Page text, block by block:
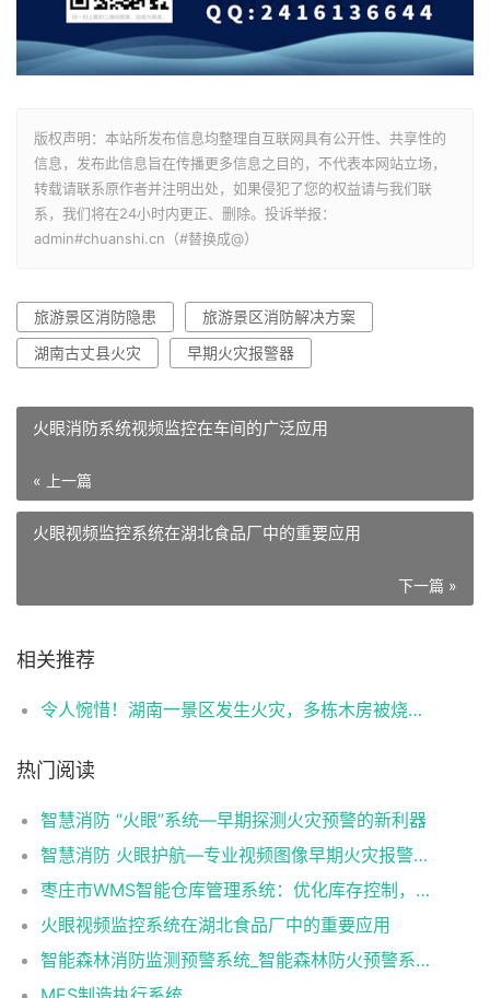
版权声明：本站所发布信息均整理自互联网具有公开性、共享性的
信息，发布此信息旨在传播更多信息之目的，不代表本网站立场，
转载请联系原作者并注明出处，如果侵犯了您的权益请与我们联
系，我们将在24小时内更正、删除。投诉举报：
admin#chuanshi.cn（#替换成@）
旅游景区消防隐患
旅游景区消防解决方案
湖南古丈县火灾
早期火灾报警器
火眼消防系统视频监控在车间的广泛应用
« 上一篇
火眼视频监控系统在湖北食品厂中的重要应用
下一篇 »
相关推荐
令人惋惜！湖南一景区发生火灾，多栋木房被烧（旅游景区早期可视图像火灾报警系统）
热门阅读
智慧消防 “火眼”系统—早期探测火灾预警的新利器
智慧消防 火眼护航—专业视频图像早期火灾报警系统
枣庄市WMS智能仓库管理系统：优化库存控制，提升物流效率
火眼视频监控系统在湖北食品厂中的重要应用
智能森林消防监测预警系统_智能森林防火预警系统_智能森林消防防火解决方案